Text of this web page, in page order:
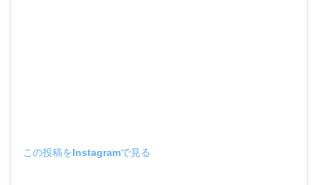
この投稿をInstagramで見る